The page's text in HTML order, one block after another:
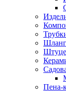
Пена-